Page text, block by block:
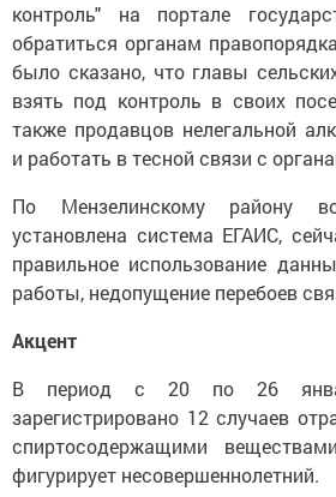
контроль" на портале
обратиться органам
было сказано, что главы
взять под контроль в своих
также продавцов нелегальной
и работать в тесной связи с
По Мензелинскому району
установлена система ЕГАИС,
правильное использование
работы, недопущение перебоев
Акцент
В период с 20 по 26
зарегистрировано 12 случаев
спиртосодержащими
фигурирует несовершеннолетний.